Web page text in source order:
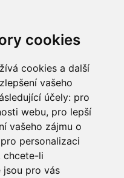
cookies
cookies a další
vašeho
účely: pro
webu, pro lepší
vašeho zájmu o
personalizaci
chcete-li
pro vás